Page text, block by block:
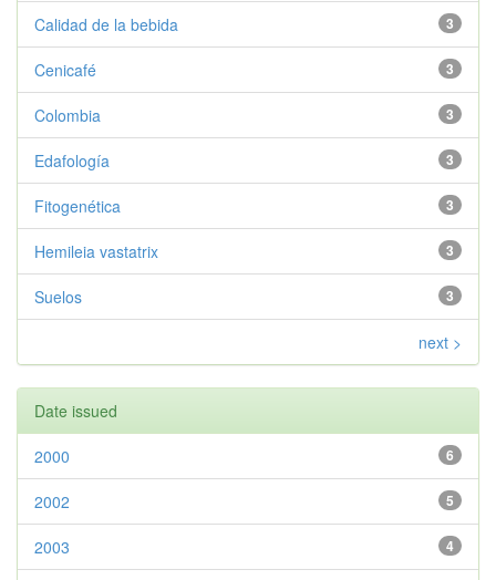
3
Calidad de la bebida
3
Cenicafé
3
Colombia
3
Edafología
3
Fitogenética
3
Hemileia vastatrix
3
Suelos
next >
Date issued
6
2000
5
2002
4
2003